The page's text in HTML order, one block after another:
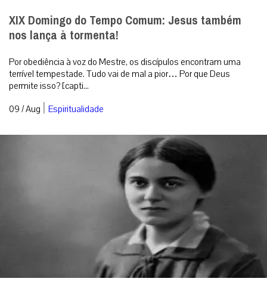
XIX Domingo do Tempo Comum: Jesus também
nos lança à tormenta!
Por obediência à voz do Mestre, os discípulos encontram uma
terrível tempestade. Tudo vai de mal a pior… Por que Deus
permite isso? [capti...
09 / Aug | Espiritualidade